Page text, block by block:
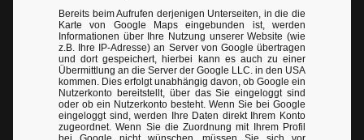
Bereits beim Aufrufen derjenigen Unterseiten, in die die
Karte von Google Maps eingebunden ist, werden
Informationen über Ihre Nutzung unserer Website (wie
z.B. Ihre IP-Adresse) an Server von Google übertragen
und dort gespeichert, hierbei kann es auch zu einer
Übermittlung an die Server der Google LLC. in den USA
kommen. Dies erfolgt unabhängig davon, ob Google ein
Nutzerkonto bereitstellt, über das Sie eingeloggt sind
oder ob ein Nutzerkonto besteht. Wenn Sie bei Google
eingeloggt sind, werden Ihre Daten direkt Ihrem Konto
zugeordnet. Wenn Sie die Zuordnung mit Ihrem Profil